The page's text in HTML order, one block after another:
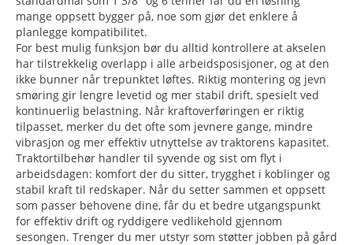
mange oppsett bygger på, noe som gjør det enklere å
planlegge kompatibilitet.
For best mulig funksjon bør du alltid kontrollere at akselen
har tilstrekkelig overlapp i alle arbeidsposisjoner, og at den
ikke bunner når trepunktet løftes. Riktig montering og jevn
smøring gir lengre levetid og mer stabil drift, spesielt ved
kontinuerlig belastning. Når kraftoverføringen er riktig
tilpasset, merker du det ofte som jevnere gange, mindre
vibrasjon og mer effektiv utnyttelse av traktorens kapasitet.
Traktortilbehør handler til syvende og sist om flyt i
arbeidsdagen: komfort der du sitter, trygghet i koblinger og
stabil kraft til redskaper. Når du setter sammen et oppsett
som passer behovene dine, får du et bedre utgangspunkt
for effektiv drift og ryddigere vedlikehold gjennom
sesongen. Trenger du mer utstyr som støtter jobben på gård